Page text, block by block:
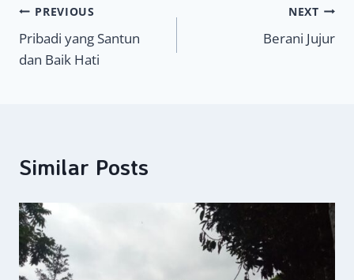
Navigasi
pos
PREVIOUS
Pribadi yang Santun
dan Baik Hati
NEXT
Berani Jujur
Similar Posts